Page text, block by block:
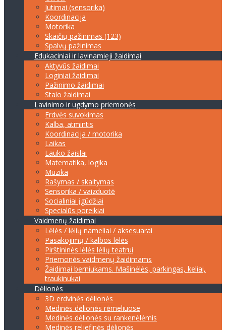
Jutimai (sensorika)
Koordinacija
Motorika
Skaičių pažinimas (123)
Spalvų pažinimas
Edukaciniai ir lavinamieji žaidimai
Aktyvūs žaidimai
Loginiai žaidimai
Pažinimo žaidimai
Stalo žaidimai
Lavinimo ir ugdymo priemonės
Erdvės suvokimas
Kalba, atmintis
Koordinacija / motorika
Laikas
Lauko žaislai
Matematika, logika
Muzika
Rašymas / skaitymas
Sensorika / vaizduotė
Socialiniai įgūdžiai
Specialūs poreikiai
Vaidmenų žaidimai
Lėlės / lėlių nameliai / aksesuarai
Pasakojimų / kalbos lėlės
Pirštininės lėlės lėlių teatrui
Priemonės vaidmenų žaidimams
Žaidimai berniukams. Mašinėlės, parkingas, keliai,
traukinukai
Dėlionės
3D erdvinės dėlionės
Medinės dėlionės rėmeliuose
Medinės dėlionės su rankenėlėmis
Medinės reljefinės dėlionės